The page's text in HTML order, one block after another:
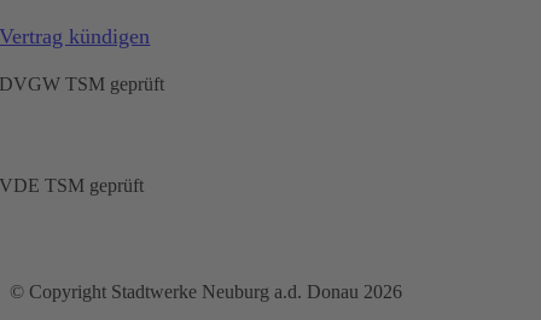
Vertrag kündigen
DVGW TSM geprüft
VDE TSM geprüft
© Copyright Stadtwerke Neuburg a.d. Donau 2026